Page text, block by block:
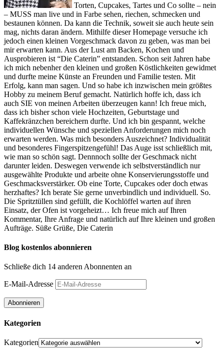
Torten, Cupcakes, Tartes und Co sollte – nein
– MUSS man live und in Farbe sehen, riechen, schmecken und
bestaunen können. Da kann die Technik, soweit sie auch heute sein
mag, nichts daran ändern. Mithilfe dieser Homepage versuche ich
jedoch einen kleinen Vorgeschmack davon zu geben, was man bei
mir erwarten kann. Aus der Lust am Backen, Kochen und
Ausprobieren ist “Die Caterin” entstanden. Schon seit Jahren habe
ich mich nebenher den kleinen und großen Köstlichkeiten gewidmet
und durfte meine Künste an Freunden und Familie testen. Mit
Erfolg, kann man sagen. Und so habe ich inzwischen mein größtes
Hobby zu meinem Beruf gemacht. Natürlich hoffe ich, dass ich
auch SIE von meinen Arbeiten überzeugen kann! Ich freue mich,
dass ich bisher schon viele Hochzeiten, Geburtstage und
Kaffekränzchen bereichern durfte. Und ich bin gespannt, welche
individuellen Wünsche und speziellen Anforderungen mich noch
erwarten werden. Was mich besonders Auszeichnet? Individualität
und besonderes Fingerspitzengefühl! Das Auge isst schließlich mit,
wie man so schön sagt. Dennnoch sollte der Geschmack nicht
darunter leiden. Deswegen verwende ich selbstverständlich nur
ausgewählte Produkte und arbeite ohne Konservierungsstoffe und
Geschmacksverstärker. Ob eine Torte, Cupcakes oder doch etwas
herzhaftes? Ich berate Sie gerne unverbindlich und individuell. So.
Die Spritztüllen sind gefüllt, die Kochlöffel warten auf ihren
Einsatz, der Ofen ist vorgeheizt… Ich freue mich auf Ihren
Kommentar, Ihre Anfrage und natürlich auf Ihre kleinen und großen
Aufträge. Süße Grüße, Die Caterin
Blog kostenlos abonnieren
Schließe dich 14 anderen Abonnenten an
E-Mail-Adresse
Abonnieren
Kategorien
Kategorien